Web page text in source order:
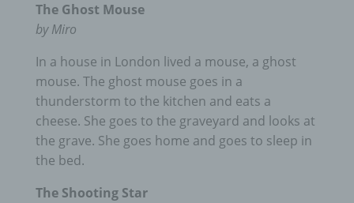
The Ghost Mouse
by Miro
In a house in London lived a mouse, a ghost
mouse. The ghost mouse goes in a
thunderstorm to the kitchen and eats a
cheese. She goes to the graveyard and looks at
the grave. She goes home and goes to sleep in
the bed.
The Shooting Star